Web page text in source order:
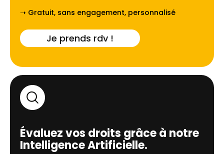
➝ Gratuit, sans engagement, personnalisé
Je prends rdv !
Évaluez vos droits grâce à notre
Intelligence Artificielle.